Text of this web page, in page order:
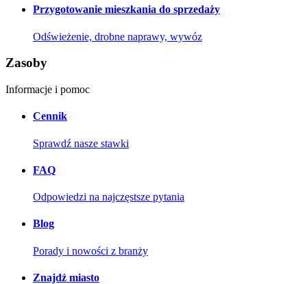
Przygotowanie mieszkania do sprzedaży
Odświeżenie, drobne naprawy, wywóz
Zasoby
Informacje i pomoc
Cennik
Sprawdź nasze stawki
FAQ
Odpowiedzi na najczęstsze pytania
Blog
Porady i nowości z branży
Znajdź miasto